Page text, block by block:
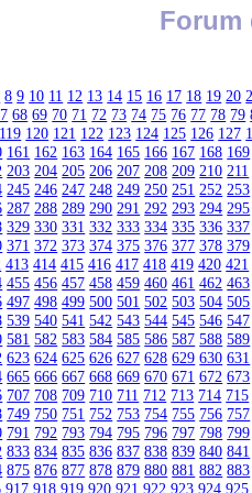
Forum
8 9 10 11 12 13 14 15 16 17 18 19 20
68 69 70 71 72 73 74 75 76 77 78 79
119 120 121 122 123 124 125 126 127
161 162 163 164 165 166 167 168 169
203 204 205 206 207 208 209 210 211
245 246 247 248 249 250 251 252 253
287 288 289 290 291 292 293 294 295
329 330 331 332 333 334 335 336 337
371 372 373 374 375 376 377 378 379
413 414 415 416 417 418 419 420 421
455 456 457 458 459 460 461 462 463
497 498 499 500 501 502 503 504 505
539 540 541 542 543 544 545 546 547
581 582 583 584 585 586 587 588 589
623 624 625 626 627 628 629 630 631
665 666 667 668 669 670 671 672 673
707 708 709 710 711 712 713 714 715
749 750 751 752 753 754 755 756 757
791 792 793 794 795 796 797 798 799
833 834 835 836 837 838 839 840 841
875 876 877 878 879 880 881 882 883
917 918 919 920 921 922 923 924 925